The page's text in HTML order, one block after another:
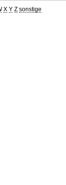
X Y Z sonstige